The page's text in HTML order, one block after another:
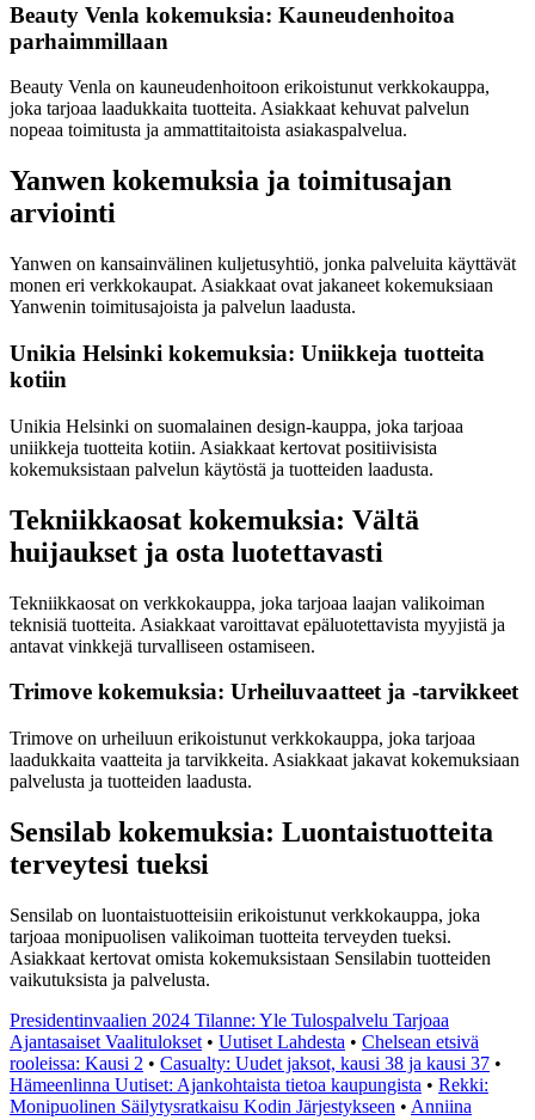
Beauty Venla kokemuksia: Kauneudenhoitoa
parhaimmillaan
Beauty Venla on kauneudenhoitoon erikoistunut verkkokauppa,
joka tarjoaa laadukkaita tuotteita. Asiakkaat kehuvat palvelun
nopeaa toimitusta ja ammattitaitoista asiakaspalvelua.
Yanwen kokemuksia ja toimitusajan
arviointi
Yanwen on kansainvälinen kuljetusyhtiö, jonka palveluita käyttävät
monen eri verkkokaupat. Asiakkaat ovat jakaneet kokemuksiaan
Yanwenin toimitusajoista ja palvelun laadusta.
Unikia Helsinki kokemuksia: Uniikkeja tuotteita
kotiin
Unikia Helsinki on suomalainen design-kauppa, joka tarjoaa
uniikkeja tuotteita kotiin. Asiakkaat kertovat positiivisista
kokemuksistaan palvelun käytöstä ja tuotteiden laadusta.
Tekniikkaosat kokemuksia: Vältä
huijaukset ja osta luotettavasti
Tekniikkaosat on verkkokauppa, joka tarjoaa laajan valikoiman
teknisiä tuotteita. Asiakkaat varoittavat epäluotettavista myyjistä ja
antavat vinkkejä turvalliseen ostamiseen.
Trimove kokemuksia: Urheiluvaatteet ja -tarvikkeet
Trimove on urheiluun erikoistunut verkkokauppa, joka tarjoaa
laadukkaita vaatteita ja tarvikkeita. Asiakkaat jakavat kokemuksiaan
palvelusta ja tuotteiden laadusta.
Sensilab kokemuksia: Luontaistuotteita
terveytesi tueksi
Sensilab on luontaistuotteisiin erikoistunut verkkokauppa, joka
tarjoaa monipuolisen valikoiman tuotteita terveyden tueksi.
Asiakkaat kertovat omista kokemuksistaan Sensilabin tuotteiden
vaikutuksista ja palvelusta.
Presidentinvaalien 2024 Tilanne: Yle Tulospalvelu Tarjoaa
Ajantasaiset Vaalitulokset • Uutiset Lahdesta • Chelsean etsivä
rooleissa: Kausi 2 • Casualty: Uudet jaksot, kausi 38 ja kausi 37 •
Hämeenlinna Uutiset: Ajankohtaista tietoa kaupungista • Rekki:
Monipuolinen Säilytysratkaisu Kodin Järjestykseen • Anniina